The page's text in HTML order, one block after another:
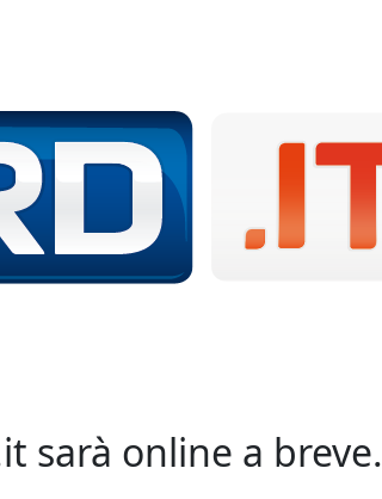
sarà online a breve.